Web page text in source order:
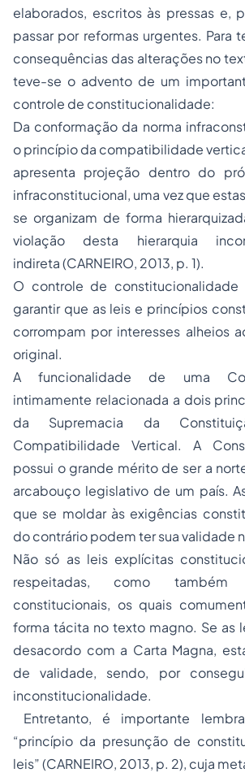
elaborados, escritos às pressas e,
passar por reformas urgentes. Para
consequências das alterações no
teve-se o advento de um
controle de constitucionalidade:
Da conformação da norma
o princípio da compatibilidade
apresenta projeção dentro do
infraconstitucional, uma vez que
se organizam de forma
violação desta hierarquia
indireta (CARNEIRO, 2013, p. 1).
O controle de constitucionalidade
garantir que as leis e princípios
corrompam por interesses alheios
original.
A funcionalidade de uma
intimamente relacionada a dois
da Supremacia da
Compatibilidade Vertical. A
possui o grande mérito de ser a
arcabouço legislativo de um país.
que se moldar às exigências
do contrário podem ter sua validade
Não só as leis explícitas
respeitadas, como
constitucionais, os quais
forma tácita no texto magno. Se as
desacordo com a Carta Magna,
de validade, sendo, por
inconstitucionalidade.
Entretanto, é importante
“princípio da presunção de
leis” (CARNEIRO, 2013, p. 2), cuja